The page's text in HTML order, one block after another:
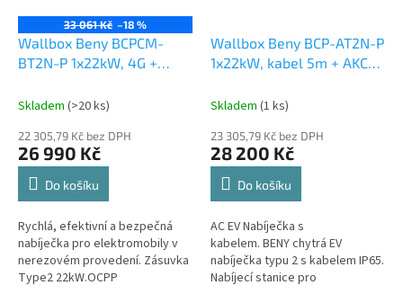
33 061 Kč –18 %
Wallbox Beny BCPCM-
BT2N-P 1x22kW, 4G +
zdarma
Skladem (>20 ks)
22 305,79 Kč bez DPH
26 990 Kč
Do košíku
Rychlá, efektivní a bezpečná
nabíječka pro elektromobily v
nerezovém provedení. Zásuvka
Type2 22kW.OCPP
Wallbox Beny BCP-AT2N-P
1x22kW, kabel 5m + AKCE
Skladem (1 ks)
23 305,79 Kč bez DPH
28 200 Kč
Do košíku
AC EV Nabíječka s
kabelem. BENY chytrá EV
nabíječka typu 2 s kabelem IP65.
Nabíjecí stanice pro